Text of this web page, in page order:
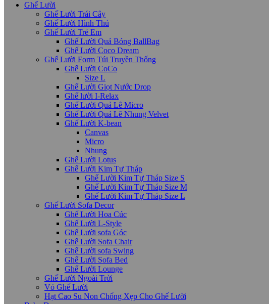
Ghế Lười
Ghế Lười Trái Cây
Ghế Lười Hình Thú
Ghế Lười Trẻ Em
Ghế Lười Quả Bóng BallBag
Ghế Lười Coco Dream
Ghế Lười Form Túi Truyền Thống
Ghế Lười CoCo
Size L
Ghế Lười Giọt Nước Drop
Ghế lười I-Relax
Ghế Lười Quả Lê Micro
Ghế Lười Quả Lê Nhung Velvet
Ghế Lười K-bean
Canvas
Micro
Nhung
Ghế Lười Lotus
Ghế Lười Kim Tự Tháp
Ghế Lười Kim Tự Tháp Size S
Ghế Lười Kim Tự Tháp Size M
Ghế Lười Kim Tự Tháp Size L
Ghế Lười Sofa Decor
Ghế Lười Hoa Cúc
Ghế Lười L-Style
Ghế Lười sofa Góc
Ghế Lười Sofa Chair
Ghế Lười sofa Swing
Ghế Lười Sofa Bed
Ghế Lười Lounge
Ghế Lười Ngoài Trời
Vỏ Ghế Lười
Hạt Cao Su Non Chống Xẹp Cho Ghế Lười